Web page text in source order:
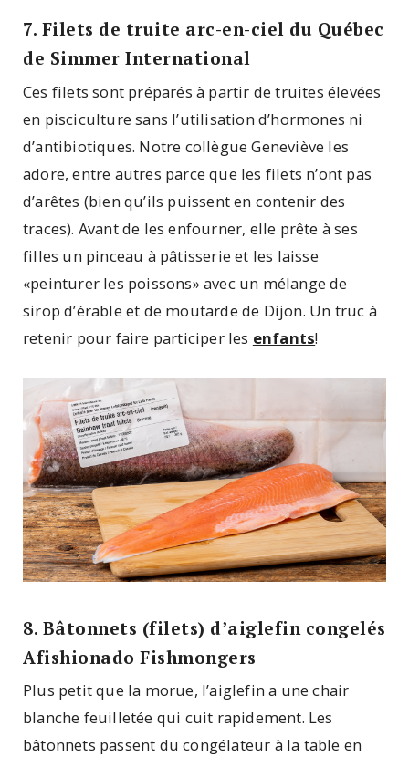
7. Filets de truite arc-en-ciel du Québec
de Simmer International
Ces filets sont préparés à partir de truites élevées
en pisciculture sans l’utilisation d’hormones ni
d’antibiotiques. Notre collègue Geneviève les
adore, entre autres parce que les filets n’ont pas
d’arêtes (bien qu’ils puissent en contenir des
traces). Avant de les enfourner, elle prête à ses
filles un pinceau à pâtisserie et les laisse
«peinturer les poissons» avec un mélange de
sirop d’érable et de moutarde de Dijon. Un truc à
retenir pour faire participer les enfants!
8. Bâtonnets (filets) d’aiglefin congelés
Afishionado Fishmongers
Plus petit que la morue, l’aiglefin a une chair
blanche feuilletée qui cuit rapidement. Les
bâtonnets passent du congélateur à la table en